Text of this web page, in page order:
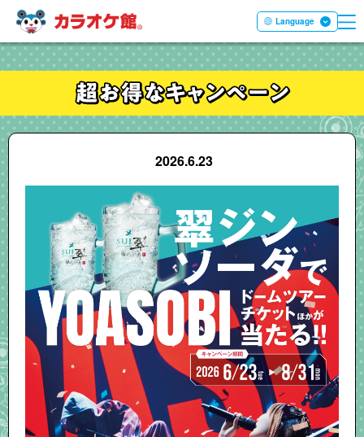
本文へ移動する Language
2026.6.23
翠ジンソーダ × YOASOBI コ